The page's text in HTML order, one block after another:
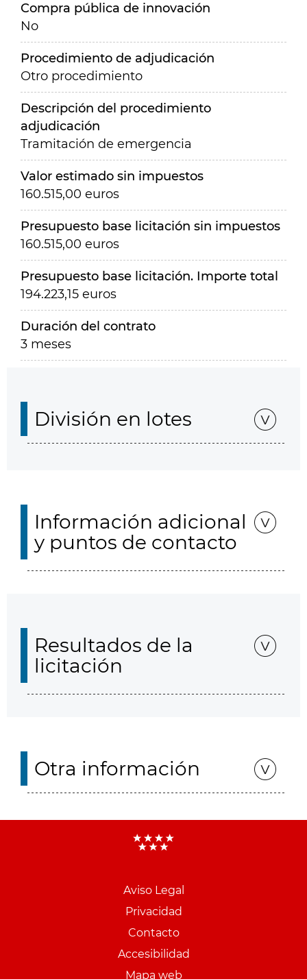
Compra pública de innovación
No
Procedimiento de adjudicación
Otro procedimiento
Descripción del procedimiento
adjudicación
Tramitación de emergencia
Valor estimado sin impuestos
160.515,00 euros
Presupuesto base licitación sin impuestos
160.515,00 euros
Presupuesto base licitación. Importe total
194.223,15 euros
Duración del contrato
3 meses
División en lotes
Información adicional
y puntos de contacto
Resultados de la
licitación
Otra información
Aviso Legal
Privacidad
Contacto
Accesibilidad
Mapa web